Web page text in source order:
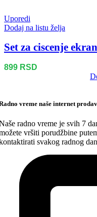
Uporedi
Dodaj na listu želja
Set za ciscenje
899 RSD
vreme naše internet
radno vreme je svih 7
vršiti porudžbine
svakog radnog